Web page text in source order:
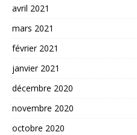
avril 2021
mars 2021
février 2021
janvier 2021
décembre 2020
novembre 2020
octobre 2020